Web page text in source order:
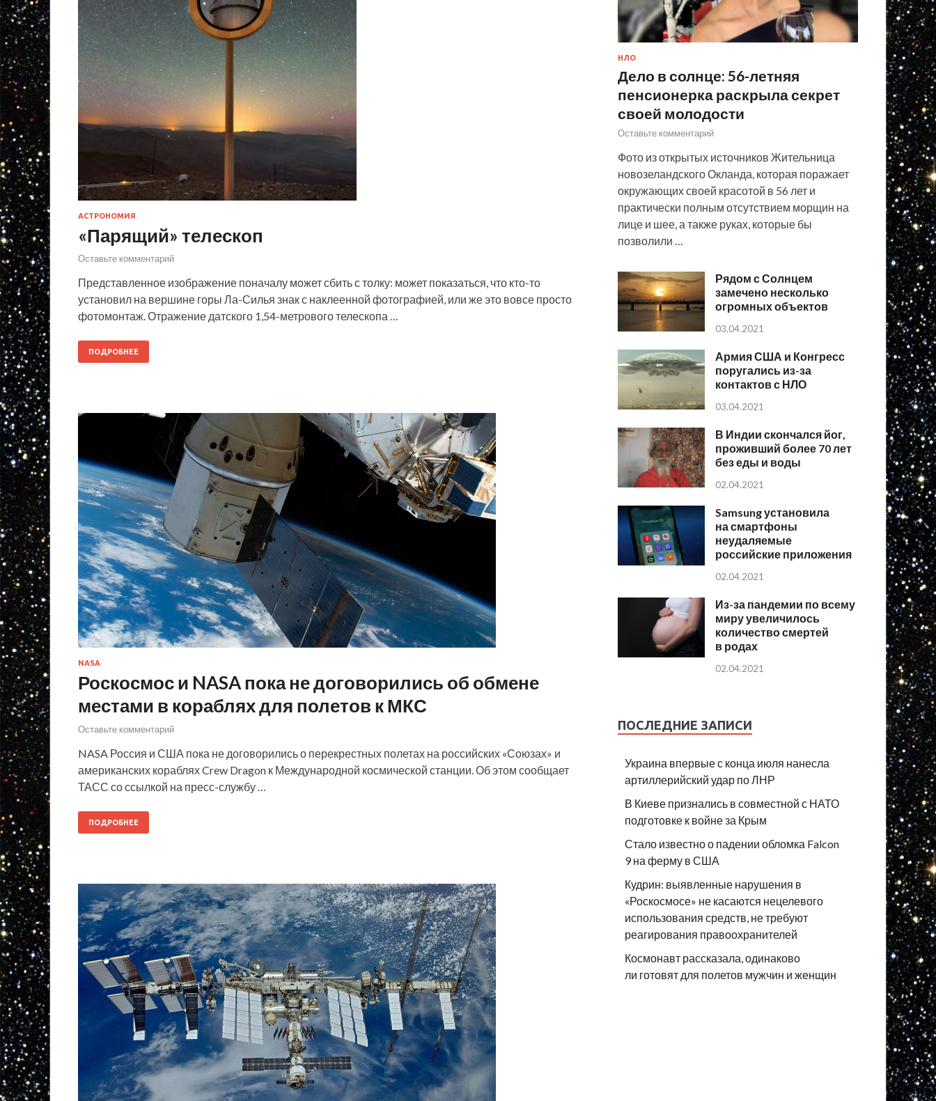
АСТРОНОМИЯ
«Парящий» телескоп
Оставьте комментарий
Представленное изображение поначалу может сбить с толку: может показаться, что кто-то
установил на вершине горы Ла-Силья знак с наклеенной фотографией, или же это вовсе просто
фотомонтаж. Отражение датского 1,54-метрового телескопа …
ПОДРОБНЕЕ
NASA
Роскосмос и NASA пока не договорились об обмене
местами в кораблях для полетов к МКС
Оставьте комментарий
NASA Россия и США пока не договорились о перекрестных полетах на российских «Союзах» и
американских кораблях Crew Dragon к Международной космической станции. Об этом сообщает
ТАСС со ссылкой на пресс-службу …
ПОДРОБНЕЕ
НЛО
Дело в солнце: 56-летняя
пенсионерка раскрыла секрет
своей молодости
Оставьте комментарий
Фото из открытых источников Жительница
новозеландского Окланда, которая поражает
окружающих своей красотой в 56 лет и
практически полным отсутствием морщин на
лице и шее, а также руках, которые бы
позволили …
Рядом с Солнцем
замечено несколько
огромных объектов
03.04.2021
Армия США и Конгресс
поругались из-за
контактов с НЛО
03.04.2021
В Индии скончался йог,
проживший более 70 лет
без еды и воды
02.04.2021
Samsung установила
на смартфоны
неудаляемые
российские приложения
02.04.2021
Из-за пандемии по всему
миру увеличилось
количество смертей
в родах
02.04.2021
ПОСЛЕДНИЕ ЗАПИСИ
Украина впервые с конца июля нанесла
артиллерийский удар по ЛНР
В Киеве признались в совместной с НАТО
подготовке к войне за Крым
Стало известно о падении обломка Falcon
9 на ферму в США
Кудрин: выявленные нарушения в
«Роскосмосе» не касаются нецелевого
использования средств, не требуют
реагирования правоохранителей
Космонавт рассказала, одинаково
ли готовят для полетов мужчин и женщин